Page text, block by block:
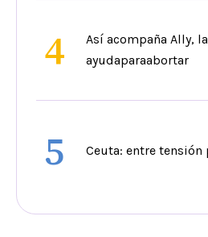
4
Así acompaña Ally,
ayudaparaabortar
5 Ceuta: entre